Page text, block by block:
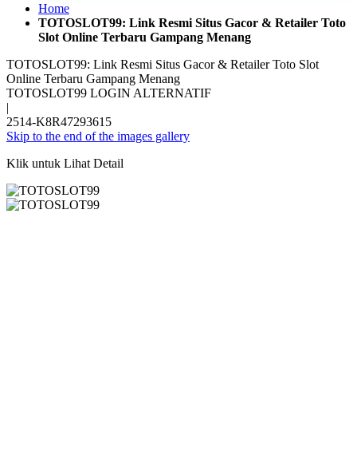
Home
TOTOSLOT99: Link Resmi Situs Gacor & Retailer Toto
Slot Online Terbaru Gampang Menang
TOTOSLOT99: Link Resmi Situs Gacor & Retailer Toto Slot
Online Terbaru Gampang Menang
TOTOSLOT99 LOGIN ALTERNATIF
|
2514-K8R47293615
Skip to the end of the images gallery
Klik untuk Lihat Detail